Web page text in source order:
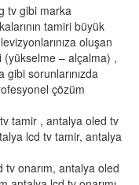
tv gibi marka
tamiri büyük
oluşan
(yükselme – alçalma) ,
sorunlarınızda
çözüm
tamir , antalya oled tv
lcd tv tamir, antalya
onarım, antalya oled